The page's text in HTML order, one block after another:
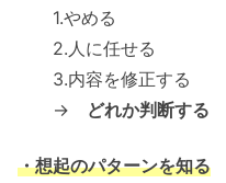
1.やめる
2.人に任せる
3.内容を修正する
→ どれか判断する
・想起のパターンを知る